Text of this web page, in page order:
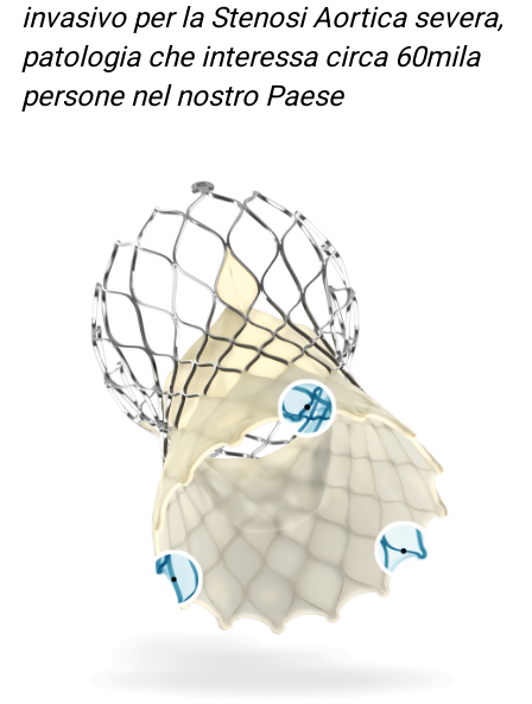
invasivo per la Stenosi Aortica severa,
patologia che interessa circa 60mila
persone nel nostro Paese